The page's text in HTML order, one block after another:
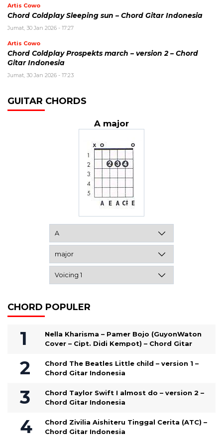
Artis Cowo
Chord Coldplay Sleeping sun – Chord Gitar Indonesia
Jumat, 30 Jan 2026 - 17:27
Artis Cowo
Chord Coldplay Prospekts march – version 2 – Chord
Gitar Indonesia
Jumat, 30 Jan 2026 - 17:23
GUITAR CHORDS
A major
CHORD POPULER
Nella Kharisma – Pamer Bojo (GuyonWaton
Cover – Cipt. Didi Kempot) – Chord Gitar
Chord The Beatles Little child – version 1 –
Chord Gitar Indonesia
Chord Taylor Swift I almost do – version 2 –
Chord Gitar Indonesia
Chord Zivilia Aishiteru Tinggal Cerita (ATC) –
Chord Gitar Indonesia